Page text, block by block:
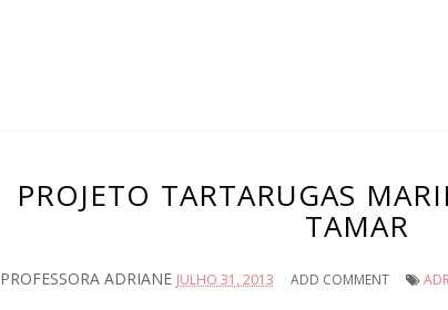
PROJETO TARTARUGAS
TAMAR
PROFESSORA ADRIANE JULHO 31, 2013 ADD COMMENT